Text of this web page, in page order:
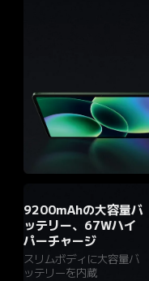
9200mAhの大容量バ
ッテリー、67Wハイ
パーチャージ
スリムボディに大容量バ
ッテリーを内蔵